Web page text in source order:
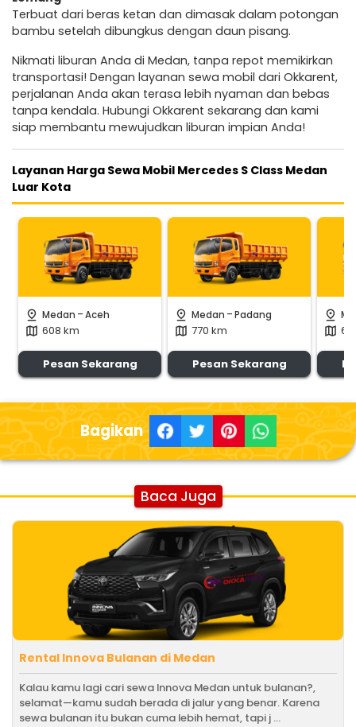
Terbuat dari beras ketan dan dimasak dalam potongan
bambu setelah dibungkus dengan daun pisang.
Nikmati liburan Anda di Medan, tanpa repot memikirkan
transportasi! Dengan layanan sewa mobil dari Okkarent,
perjalanan Anda akan terasa lebih nyaman dan bebas
tanpa kendala. Hubungi Okkarent sekarang dan kami
siap membantu mewujudkan liburan impian Anda!
Layanan Harga Sewa Mobil Mercedes S Class Medan
Luar Kota
pin_drop Medan -Aceh
map 608 km
Pesan Sekarang
pin_drop Medan -Padang
map 770 km
Pesan Sekarang
pin_drop
map
Bagikan
Baca Juga
Rental Innova Bulanan di Medan
Kalau kamu lagi cari sewa Innova Medan untuk bulanan?,
selamat—kamu sudah berada di jalur yang benar. Karena
sewa bulanan itu bukan cuma lebih hemat, tapi j ...